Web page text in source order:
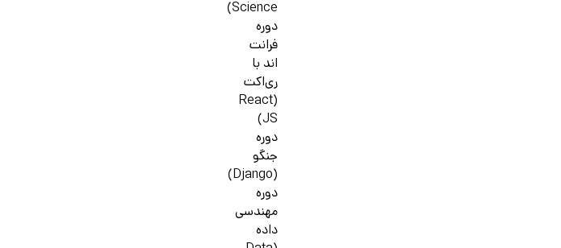
Science)
دوره
فرانت
اند با
ری‌اکت
(React
JS)
دوره
جنگو
(Django)
دوره
مهندسی
داده